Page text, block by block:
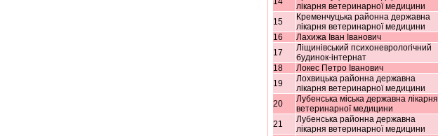
лікарня ветеринарної медицини
15
Кременчуцька районна державна
лікарня ветеринарної медицини
16
Лахижа Іван Іванович
17
Ліщинівський психоневрологічний
будинок-інтернат
18
Локес Петро Іванович
19
Лохвицька районна державна
лікарня ветеринарної медицини
20
Лубенська міська державна лікарня
ветеринарної медицини
21
Лубенська районна державна
лікарня ветеринарної медицини